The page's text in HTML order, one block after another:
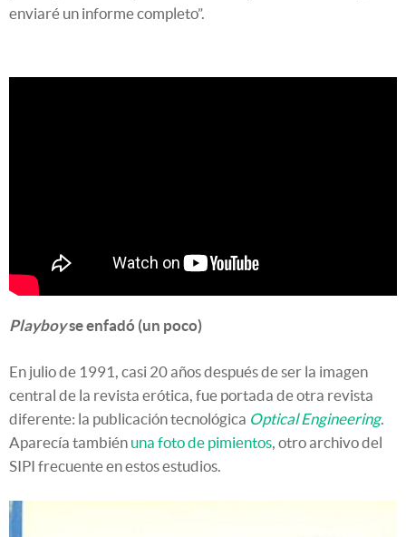
enviaré un informe completo”.
Playboyse enfadó (un poco)
En julio de 1991, casi 20 años después de ser la imagen
central de la revista erótica, fue portada de otra revista
diferente: la publicación tecnológica Optical Engineering.
Aparecía también una foto de pimientos, otro archivo del
SIPI frecuente en estos estudios.